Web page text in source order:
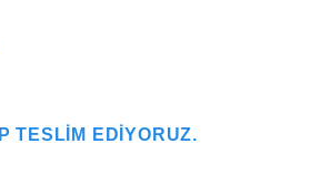
TESLIM EDIYORUZ.